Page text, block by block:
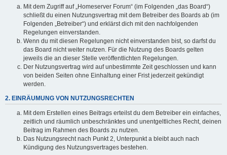
Mit dem Zugriff auf „Homeserver Forum“ (im Folgenden „das Board“)
schließt du einen Nutzungsvertrag mit dem Betreiber des Boards ab (im
Folgenden „Betreiber“) und erklärst dich mit den nachfolgenden
Regelungen einverstanden.
Wenn du mit diesen Regelungen nicht einverstanden bist, so darfst du
das Board nicht weiter nutzen. Für die Nutzung des Boards gelten
jeweils die an dieser Stelle veröffentlichten Regelungen.
Der Nutzungsvertrag wird auf unbestimmte Zeit geschlossen und kann
von beiden Seiten ohne Einhaltung einer Frist jederzeit gekündigt
werden.
2. EINRÄUMUNG VON NUTZUNGSRECHTEN
Mit dem Erstellen eines Beitrags erteilst du dem Betreiber ein einfaches,
zeitlich und räumlich unbeschränktes und unentgeltliches Recht, deinen
Beitrag im Rahmen des Boards zu nutzen.
Das Nutzungsrecht nach Punkt 2, Unterpunkt a bleibt auch nach
Kündigung des Nutzungsvertrages bestehen.